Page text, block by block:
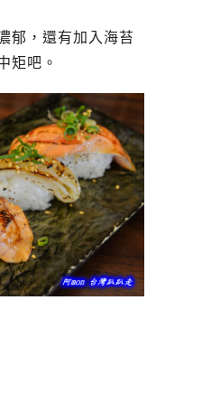
郁，還有加入海苔
矩吧。